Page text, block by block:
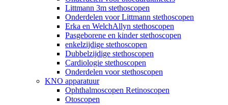
Littmann 3m stethoscopen
Onderdelen voor Littmann stethoscopen
Erka en WelchAllyn stethoscopen
Pasgeborene en kinder stethoscopen
enkelzijdige stethoscopen
Dubbelzijdige stethoscopen
Cardiologie stethoscopen
Onderdelen voor stethoscopen
KNO apparatuur
Ophthalmoscopen Retinoscopen
Otoscopen